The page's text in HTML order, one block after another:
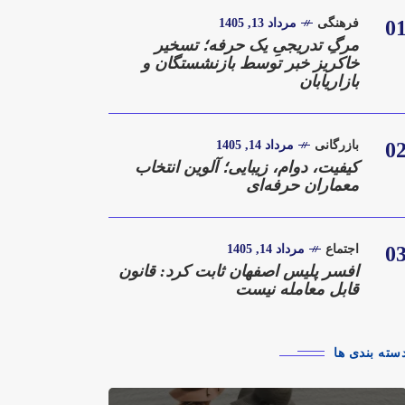
01 فرهنگی مرداد 13, 1405
مرگِ تدریجیِ یک حرفه؛ تسخیر
خاکریز خبر توسط بازنشستگان و
بازاریابان
02 بازرگانی مرداد 14, 1405
کیفیت، دوام، زیبایی؛ آلوین انتخاب
معماران حرفه‌ای
اجتماع مرداد 14, 1405
افسر پلیس اصفهان ثابت کرد: قانون
قابل معامله نیست
بندی ها